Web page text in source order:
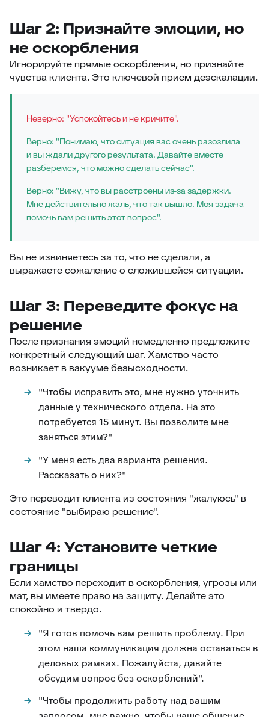
Шаг 2: Признайте эмоции, но
не оскорбления
Игнорируйте прямые оскорбления, но признайте
чувства клиента. Это ключевой прием деэскалации.
Неверно: "Успокойтесь и не кричите".
Верно: "Понимаю, что ситуация вас очень разозлила
и вы ждали другого результата. Давайте вместе
разберемся, что можно сделать сейчас".
Верно: "Вижу, что вы расстроены из-за задержки.
Мне действительно жаль, что так вышло. Моя задача
помочь вам решить этот вопрос".
Вы не извиняетесь за то, что не сделали, а
выражаете сожаление о сложившейся ситуации.
Шаг 3: Переведите фокус на
решение
После признания эмоций немедленно предложите
конкретный следующий шаг. Хамство часто
возникает в вакууме безысходности.
"Чтобы исправить это, мне нужно уточнить
данные у технического отдела. На это
потребуется 15 минут. Вы позволите мне
заняться этим?"
"У меня есть два варианта решения.
Рассказать о них?"
Это переводит клиента из состояния "жалуюсь" в
состояние "выбираю решение".
Шаг 4: Установите четкие
границы
Если хамство переходит в оскорбления, угрозы или
мат, вы имеете право на защиту. Делайте это
спокойно и твердо.
"Я готов помочь вам решить проблему. При
этом наша коммуникация должна оставаться в
деловых рамках. Пожалуйста, давайте
обсудим вопрос без оскорблений".
"Чтобы продолжить работу над вашим